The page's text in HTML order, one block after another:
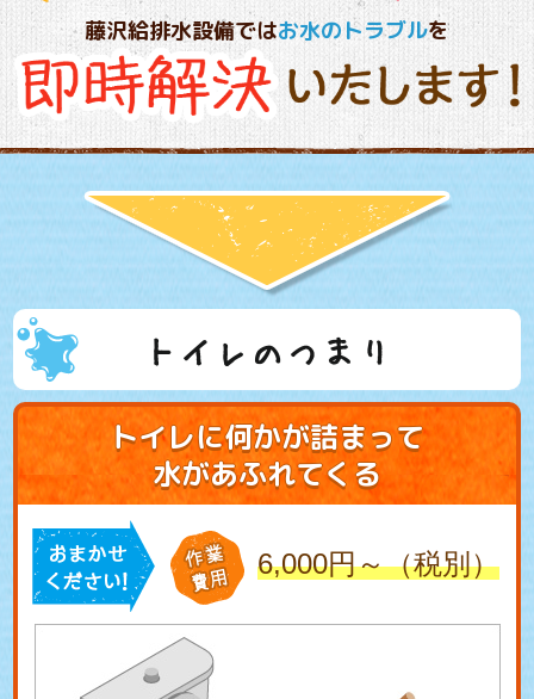
藤沢給排水設備ではお水のトラブルを
トイレのつまり
トイレに何かが詰まって
水があふれてくる
6,000円～（税別）